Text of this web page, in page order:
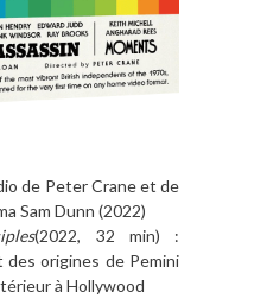
de Peter Crane et de
Sam Dunn (2022)
(2022, 32 min) :
des origines de Pemini
à Hollywood